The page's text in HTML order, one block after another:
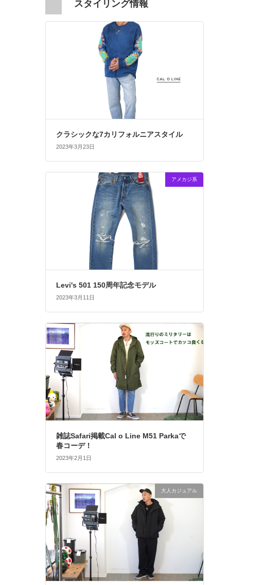
スタイリング情報
クラシックな7カリフォルニアスタイル
2023年3月23日
アメカジ系
Levi's 501 150周年記念モデル
2023年3月11日
雑誌Safari掲載Cal o Line M51 Parkaで
春コーデ！
2023年2月1日
大人カジュアル